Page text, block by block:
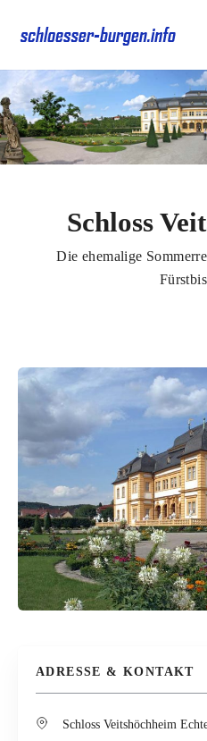
Schloss
Die ehemalige
ADRESSE & KONTAKT
Schloss Veitshöchheim